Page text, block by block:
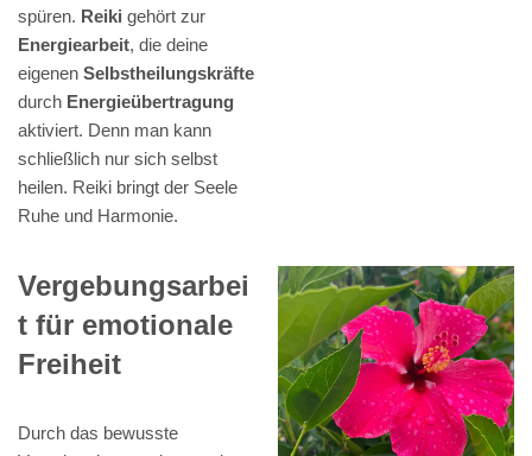
spüren. Reiki gehört zur
Energiearbeit, die deine
eigenen Selbstheilungskräfte
durch Energieübertragung
aktiviert. Denn man kann
schließlich nur sich selbst
heilen. Reiki bringt der Seele
Ruhe und Harmonie.
Vergebungsarbei
t für emotionale
Freiheit
Durch das bewusste